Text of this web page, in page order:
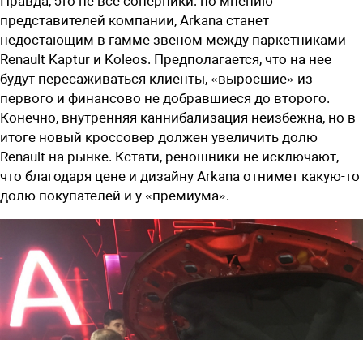
представителей компании, Arkana станет
недостающим в гамме звеном между паркетниками
Renault Kaptur и Koleos. Предполагается, что на нее
будут пересаживаться клиенты, «выросшие» из
первого и финансово не добравшиеся до второго.
Конечно, внутренняя каннибализация неизбежна, но в
итоге новый кроссовер должен увеличить долю
Renault на рынке. Кстати, реношники не исключают,
что благодаря цене и дизайну Arkana отнимет какую-то
долю покупателей и у «премиума».